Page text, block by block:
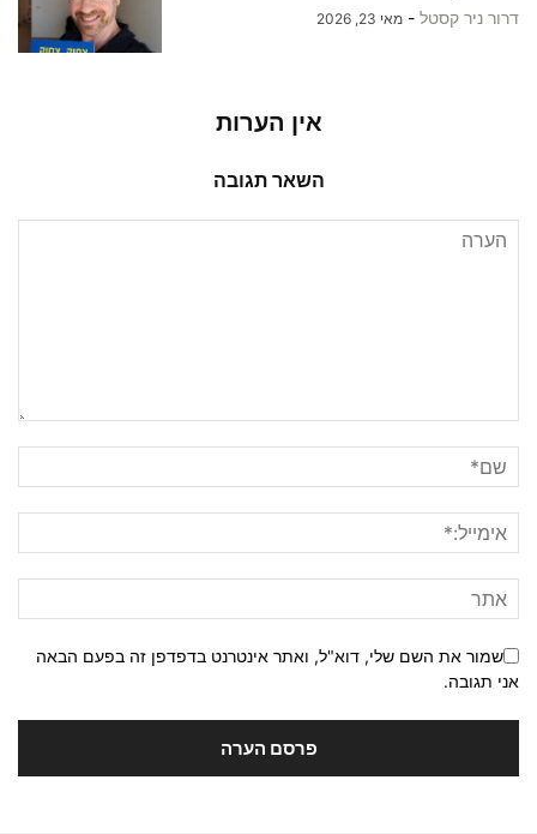
דרור ניר קסטל - מאי 23, 2026
אין הערות
השאר תגובה
שמור את השם שלי, דוא"ל, ואתר אינטרנט בדפדפן זה בפעם הבאה
אני תגובה.